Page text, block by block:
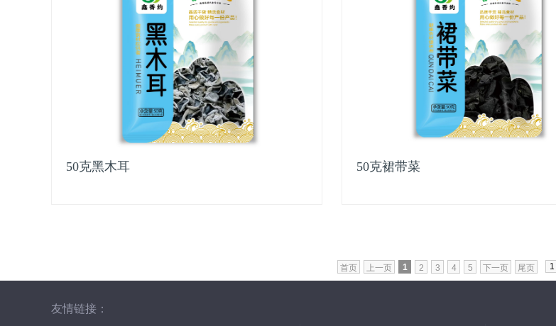
50克黑木耳 50克裙带菜
首页 上一页 1 2 3 4 5 下一页 尾页
友情链接：